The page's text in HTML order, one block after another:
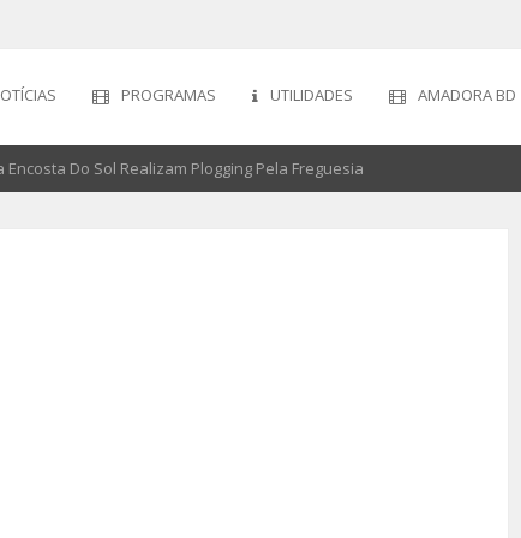
PROGRAMAS UTILIDADES AMADORA BD
Do Sol Realizam Plogging Pela Freguesia